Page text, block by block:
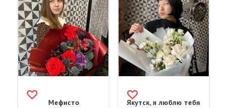
Мефисто Якутск, я люблю тебя